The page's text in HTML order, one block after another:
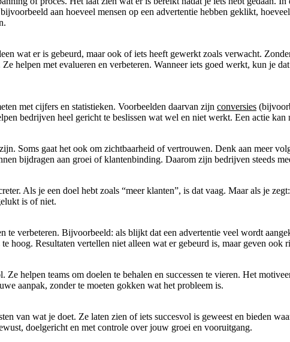
aan hoeveel mensen op een advertentie hebben geklikt, hoeveel
wat er is gebeurd, maar ook of iets heeft gewerkt zoals verwacht.
helpen met evalueren en verbeteren. Wanneer iets goed werkt, kun je
met cijfers en statistieken. Voorbeelden daarvan zijn conversies
bedrijven heel gericht te beslissen wat wel en niet werkt. Een actie
Soms gaat het ook om zichtbaarheid of vertrouwen. Denk aan meer
bijdragen aan groei of klantenbinding. Daarom zijn bedrijven steeds
Als je een doel hebt zoals “meer klanten”, is dat vaag. Maar als je
is of niet.
te verbeteren. Bijvoorbeeld: als blijkt dat een advertentie veel wordt
hoog. Resultaten vertellen niet alleen wat er gebeurd is, maar geven ook
helpen teams om doelen te behalen en successen te vieren. Het
aanpak, zonder te moeten gokken wat het probleem is.
van wat je doet. Ze laten zien of iets succesvol is geweest en bieden
doelgericht en met controle over jouw groei en vooruitgang.